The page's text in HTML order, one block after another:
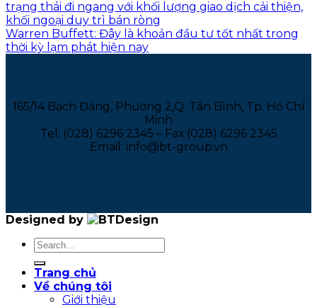
trạng thái đi ngang với khối lượng giao dịch cải thiện,
khối ngoại duy trì bán ròng
Warren Buffett: Đây là khoản đầu tư tốt nhất trong
thời kỳ lạm phát hiện nay
165/14 Bạch Đằng, Phường 2,Q. Tân Bình, Tp. Hồ Chí
Minh
Tel: (028) 6296 2345 – Fax:(028) 6296 2345
Email: info@bt-group.vn
Designed by
Trang chủ
Về chúng tôi
Giới thiệu